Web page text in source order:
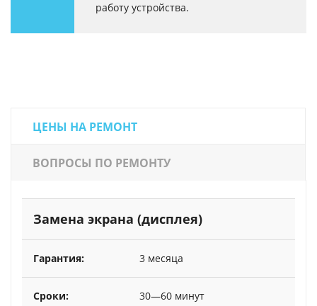
работу устройства.
ЦЕНЫ НА РЕМОНТ
ВОПРОСЫ ПО РЕМОНТУ
Замена экрана (дисплея)
3 месяца
30—60 минут